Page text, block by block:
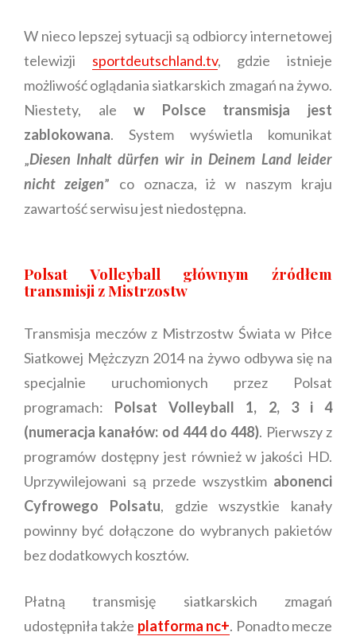
W nieco lepszej sytuacji są odbiorcy internetowej
telewizji sportdeutschland.tv, gdzie istnieje
możliwość oglądania siatkarskich zmagań na żywo.
Niestety, alew Polsce transmisja jest
zablokowana. System wyświetla komunikat
„Diesen Inhalt dürfen wir in Deinem Land leider
nicht zeigen” co oznacza, iż w naszym kraju
zawartość serwisu jest niedostępna.
Polsat Volleyball głównym źródłem
transmisji z Mistrzostw
Transmisja meczów z Mistrzostw Świata w Piłce
Siatkowej Mężczyzn 2014 na żywo odbywa się na
specjalnie uruchomionych przez Polsat
programach: Polsat Volleyball 1, 2, 3 i 4
(numeracja kanałów: od 444 do 448). Pierwszy z
programów dostępny jest również w jakości HD.
Uprzywilejowani są przede wszystkim abonenci
Cyfrowego Polsatu, gdzie wszystkie kanały
powinny być dołączone do wybranych pakietów
bez dodatkowych kosztów.
Płatną transmisję siatkarskich zmagań
udostępniła także platforma nc+. Ponadto mecze